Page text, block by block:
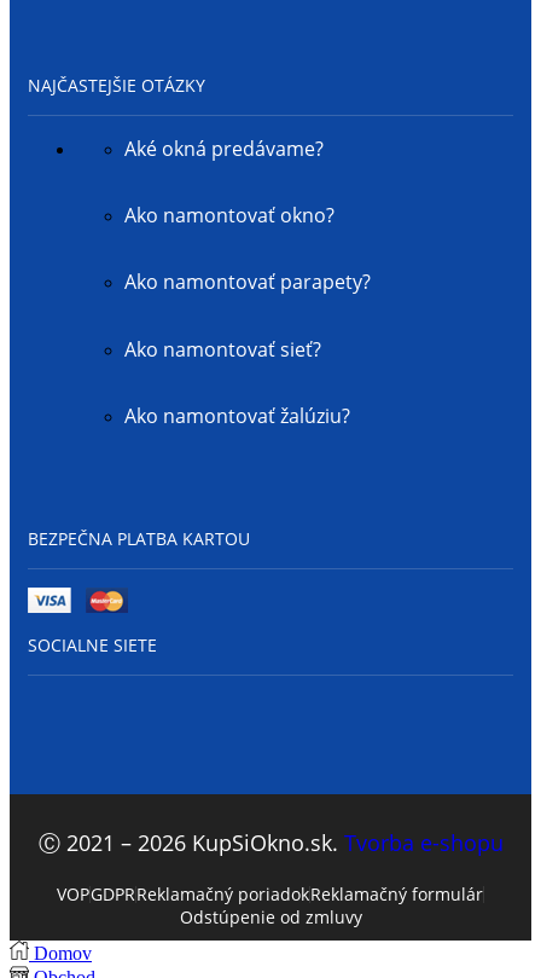
NAJČASTEJŠIE OTÁZKY
Aké okná predávame?
Ako namontovať okno?
Ako namontovať parapety?
Ako namontovať sieť?
Ako namontovať žalúziu?
BEZPEČNA PLATBA KARTOU
SOCIALNE SIETE
Ⓒ 2021 – 2026 KupSiOkno.sk. Tvorba e-shopu
VOPGDPRReklamačný poriadokReklamačný formulár
Odstúpenie od zmluvy
Domov